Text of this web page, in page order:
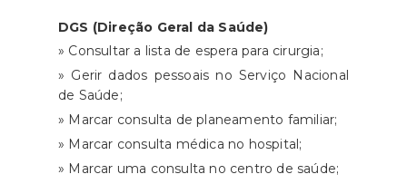
DGS (Direção Geral da Saúde)
» Consultar a lista de espera para cirurgia;
» Gerir dados pessoais no Serviço Nacional
de Saúde;
» Marcar consulta de planeamento familiar;
» Marcar consulta médica no hospital;
» Marcar uma consulta no centro de saúde;